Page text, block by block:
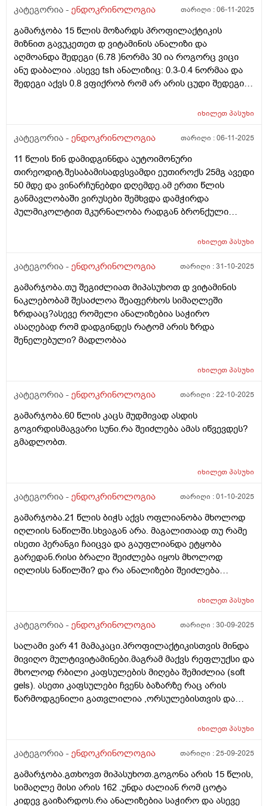
ხანი,წლებია ვსარგებლობ სოლარიუმით,კვირაში
კარგად სოლარიუმის მომაკვიდენებელი მხარეები) . ეს
კვანძი სოლარიუმის სხივებს ხომ არ შეეძლო
გამოეწვია და ამჟამად,ამ კვანძის ფონზე შეიძლება
კიდევ სოლარიუმით სარგებლობა? მადლობა დიდი
კატეგორია - ენდოკრინოლოგია თარიღი :06-11-2025
გამარჯობა 15 წლის მოზარდს პროფილაქტიკის
მიზნით გავუკეთეთ დ ვიტამინის ანალიზი და
აღმოანდა შედეგი (6.78 )ნორმა 30 ია როგორც ვიცი
ანუ დაბალია .ასევე tsh ანალიზიც: 0.3-0.4 ნორმაა და
შედეგი აქვს 0.8 ვფიქრობ რომ არ არის ცუდი შედეგი
მაჩვენებელმა tsh ეს შედეგი შეცვალოს თუ არ მიიღო
იხილეთპასუხი
კატეგორია - ენდოკრინოლოგია თარიღი :06-11-2025
11 წლის წინ დამიდგინნდა აუტოიმონური
თირეოდიტ.შესაბამისადვსვამდი ეუთიროქს 25მგ ავედი
50 მდე და ვინარჩუნებდი დღემდე.ამ ერთი წლის
განმავლობაში ვირუსები შემხვდა დამჭირდა
პულმიკოლტით მკურნალობა რადგან ბრონქული
სტრესი და ნერვიიულობაც შემხვდა.ავიღე ანალიზები
6.ასევე დაბალი მაქვს რკინა ფერიტინი მომატებული
ნახ წელიწადში ამის ფონზე მქონდეს 6? გადავიმეორო
3 თვეში ისევ რადგან სხვა წამლების ფონზე შესაძლოა
განვითარდა ეს შედეგი? ან ზოგჯერ ვფიქრობ თავიდან
ხომ არ ჩავიტარო ენდოკრინოლოგია სახელ
დაფინანსებით იქნებ სულ აღარ არის საჭირო რაც 10
პირველ ანალიზ ზოგი მეუბნება არ იყო საჭირო
იხილეთპასუხი
კატეგორია - ენდოკრინოლოგია თარიღი :31-10-2025
გამარჯობა.თუ შეგიძლიათ მიპასუხოთ დ ვიტამინის
ნაკლებობამ შესაძლოა შეაფერხოს სიმაღლეში
ზრდააც?ასევე რომელი ანალიზებია საჭირო
ასაღებად რომ დადგინდეს რატომ არის ზრდა
შენელებული? მადლობაა
იხილეთპასუხი
კატეგორია - ენდოკრინოლოგია თარიღი :22-10-2025
გამარჯობა.60 წლის კაცს მუდმივად ასდის
გოგირდისმაგვარი სუნი.რა შეიძლება ამას იწვევდეს?
გმადლობთ.
იხილეთპასუხი
კატეგორია - ენდოკრინოლოგია თარიღი :01-10-2025
გამარჯობა.21 წლის ბიჭს აქვს ოფლიანობა მხოლოდ
იღლიის ნაწილში.სხვაგან არა. მაგალითაად თუ რამე
ისეთი პერანგი ჩაიცვა და გაუფლიანდა ეტყობა
გარედან.რისი ბრალი შეიძლება იყოს მხოლოდ
იღლისს ნაწილში? და რა ანალიზები შეიძლება
იხილეთპასუხი
კატეგორია - ენდოკრინოლოგია თარიღი :30-09-2025
სალამი ვარ 41 მამაკაცი.პროფილაქტიკისთვის მინდა
მივიღო მულტივიტამინები.მაგრამ მაქვს რეფლუქსი და
მხოლოდ რბილი კაფსულების მიღება შემიძლია (soft
gels). ასეთი კაფსულები ჩვენს ბაზარზე რაც არის
წარმოდგენილი გათვლილია ,ორსულებისთვის და
კარგად მოგეხსენებათ რატომაც) ყველაზე დაბალი
რკინას. თუ შემიძლია მივიღო ასეთი
რამდენჯერმე,ხანგძლივად ან რა სქემას მირჩევთ
რკინა რომ არ დამიგროვდეს. ჰემოგლობინი მაქვს
იხილეთპასუხი
კატეგორია - ენდოკრინოლოგია თარიღი :25-09-2025
გამარჯობა.გთხოვთ მიპასუხოთ.გოგონა არის 15 წლის,
სიმაღლე მისი არის 162 .უნდა ძალიან რომ ცოტა
კიდევ გაიზარდოს.რა ანალიზებია საჭირო და ასევე